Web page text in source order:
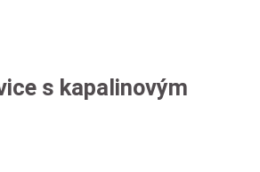
s kapalinovým